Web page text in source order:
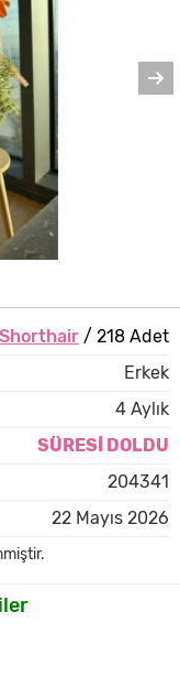
/ 218 Adet
Erkek
4 Aylık
SÜRESİ DOLDU
204341
22 Mayıs 2026